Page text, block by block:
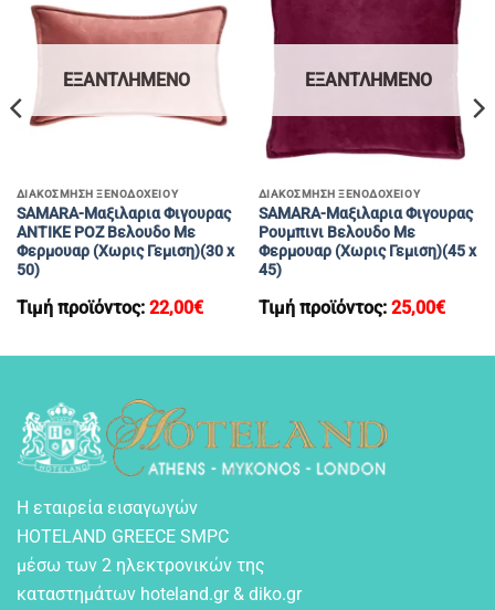
ΕΞΑΝΤΛΗΜΈΝΟ
ΔΙΑΚΟΣΜΗΣΗ ΞΕΝΟΔΟΧΕΙΟΥ
SAMARA-Μαξιλαρια Φιγουρας
ΑΝΤΙΚΕ ΡΟΖ Βελουδο Με
Φερμουαρ (Χωρις Γεμιση)(30 x
50)
Τιμή προϊόντος: 22,00€
ΕΞΑΝΤΛΗΜΈΝΟ
ΔΙΑΚΟΣΜΗΣΗ ΞΕΝΟΔΟΧΕΙΟΥ
SAMARA-Μαξιλαρια Φιγουρας
Ρουμπινι Βελουδο Με
Φερμουαρ (Χωρις Γεμιση)(45 x
45)
Τιμή προϊόντος: 25,00€
Η εταιρεία εισαγωγών
HOTELAND GREECE SMPC
μέσω των 2 ηλεκτρονικών της
καταστημάτων hoteland.gr & diko.gr